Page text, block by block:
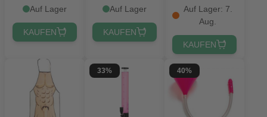
Auf Lager
KAUFEN
Auf Lager
KAUFEN
Auf Lager: 7.
Aug.
KAUFEN
33% 40%